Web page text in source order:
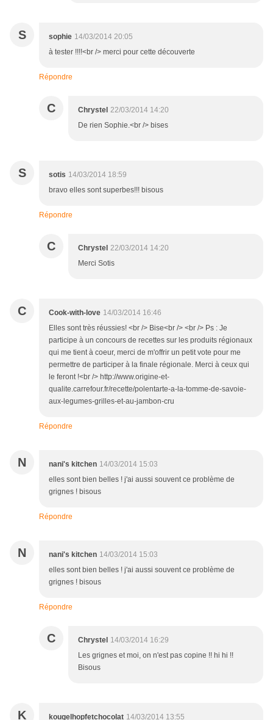
S sophie 14/03/2014 20:05
à tester !!!!<br /> merci pour cette découverte
Répondre
C Chrystel 22/03/2014 14:20
De rien Sophie.<br /> bises
S sotis 14/03/2014 18:59
bravo elles sont superbes!!! bisous
Répondre
C Chrystel 22/03/2014 14:20
Merci Sotis
C Cook-with-love 14/03/2014 16:46
Elles sont très réussies! <br /> Bise<br /> <br /> Ps : Je
participe à un concours de recettes sur les produits régionaux
qui me tient à coeur, merci de m'offrir un petit vote pour me
permettre de participer à la finale régionale. Merci à ceux qui
le feront !<br /> http://www.origine-et-
qualite.carrefour.fr/recette/polentarte-a-la-tomme-de-savoie-
aux-legumes-grilles-et-au-jambon-cru
Répondre
N nani's kitchen 14/03/2014 15:03
elles sont bien belles ! j'ai aussi souvent ce problème de
grignes ! bisous
Répondre
N nani's kitchen 14/03/2014 15:03
elles sont bien belles ! j'ai aussi souvent ce problème de
grignes ! bisous
Répondre
C Chrystel 14/03/2014 16:29
Les grignes et moi, on n'est pas copine !! hi hi !!
Bisous
K kougelhopfetchocolat 14/03/2014 13:55